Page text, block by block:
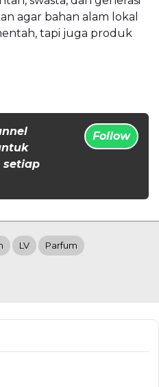
agar bahan alam lokal
tapi juga produk
setiap
Follow
LV Parfum